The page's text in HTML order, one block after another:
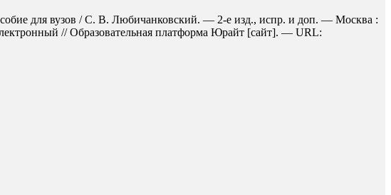
для вузов / С. В. Любичанковский. — 2-е изд., испр. и доп. — Москва :
// Образовательная платформа Юрайт [сайт]. — URL: